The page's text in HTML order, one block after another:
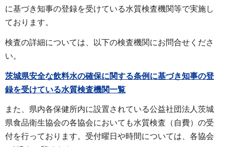
に基づき知事の登録を受けている水質検査機関等で実施し
ております。
検査の詳細については、以下の検査機関にお問合せくださ
い。
茨城県安全な飲料水の確保に関する条例に基づき知事の登
録を受けている水質検査機関一覧
また、県内各保健所内に設置されている公益社団法人茨城
県食品衛生協会の各協会においても水質検査（自費）の受
付を行っております。受付曜日や時間については、各協会